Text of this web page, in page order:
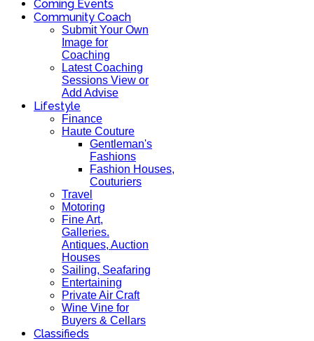
Coming Events
Community Coach
Submit Your Own
Image for
Coaching
Latest Coaching
Sessions View or
Add Advise
Lifestyle
Finance
Haute Couture
Gentleman's
Fashions
Fashion Houses,
Couturiers
Travel
Motoring
Fine Art,
Galleries.
Antiques, Auction
Houses
Sailing, Seafaring
Entertaining
Private Air Craft
Wine Vine for
Buyers & Cellars
Classifieds